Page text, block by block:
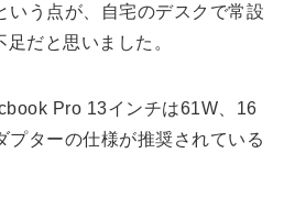
いう点が、自宅のデスクで常設
だと思いました。
Pro 13インチは61W、16
プターの仕様が推奨されている